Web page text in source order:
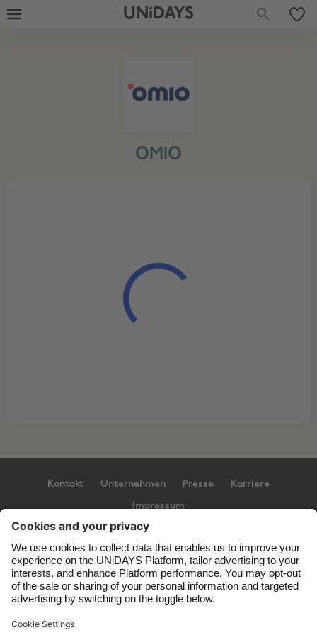
UNiDAYS
OMIO
Kontakt Unternehmen Presse Karriere
Impressum